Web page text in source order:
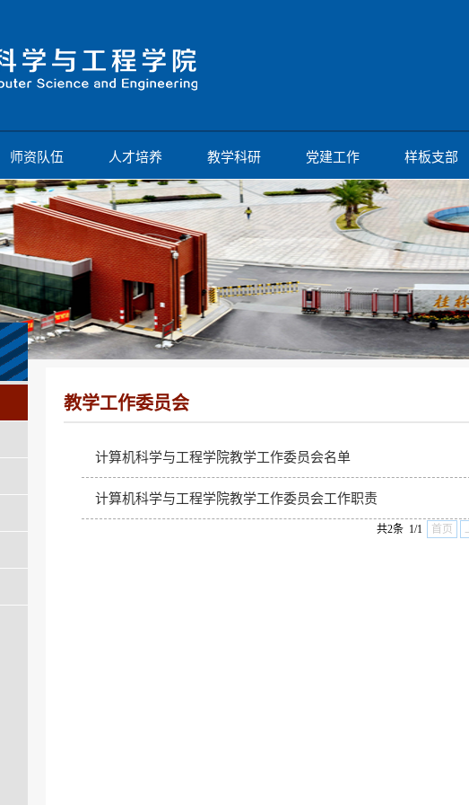
师资队伍 人才培养 教学科研 党建工作 样板支部
教学工作委员会
计算机科学与工程学院教学工作委员会名单
计算机科学与工程学院教学工作委员会工作职责
共2条 1/1 首页